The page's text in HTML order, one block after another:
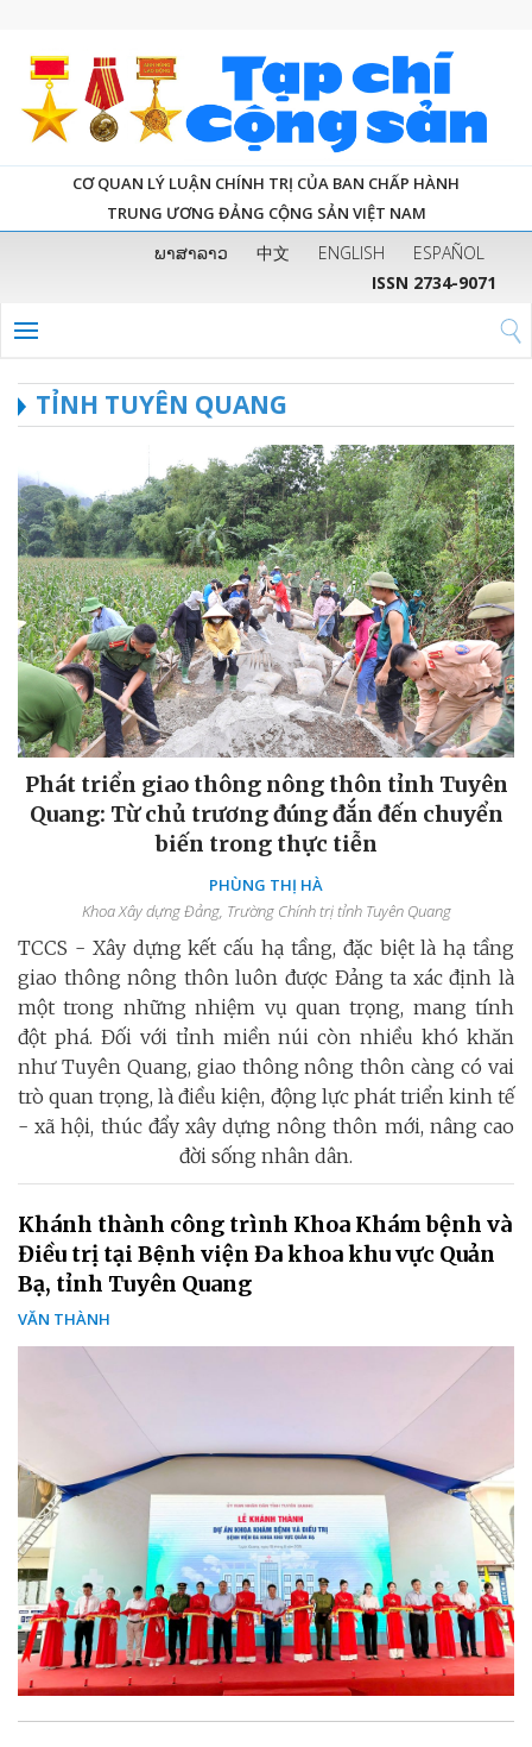
CƠ QUAN LÝ LUẬN CHÍNH TRỊ CỦA BAN CHẤP HÀNH
TRUNG ƯƠNG ĐẢNG CỘNG SẢN VIỆT NAM
ພາສາລາວ 中文 ENGLISH
ESPAÑOL
ISSN 2734-9071
TỈNH TUYÊN QUANG
Phát triển giao thông nông thôn tỉnh Tuyên
Quang: Từ chủ trương đúng đắn đến chuyển
biến trong thực tiễn
PHÙNG THỊ HÀ
Khoa Xây dựng Đảng, Trường Chính trị tỉnh Tuyên Quang
TCCS - Xây dựng kết cấu hạ tầng, đặc biệt là hạ tầng
giao thông nông thôn luôn được Đảng ta xác định là
một trong những nhiệm vụ quan trọng, mang tính
đột phá. Đối với tỉnh miền núi còn nhiều khó khăn
như Tuyên Quang, giao thông nông thôn càng có vai
trò quan trọng, là điều kiện, động lực phát triển kinh tế
- xã hội, thúc đẩy xây dựng nông thôn mới, nâng cao
đời sống nhân dân.
Khánh thành công trình Khoa Khám bệnh và
Điều trị tại Bệnh viện Đa khoa khu vực Quản
Bạ, tỉnh Tuyên Quang
VĂN THÀNH